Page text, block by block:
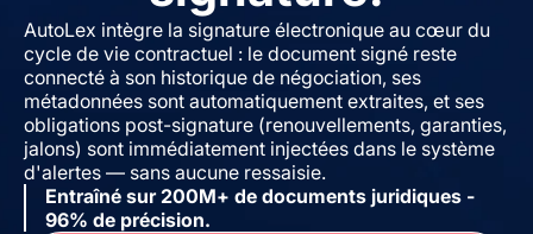
AutoLex intègre la signature électronique au cœur du
cycle de vie contractuel : le document signé reste
connecté à son historique de négociation, ses
métadonnées sont automatiquement extraites, et ses
obligations post-signature (renouvellements, garanties,
jalons) sont immédiatement injectées dans le système
d'alertes — sans aucune ressaisie.
Entraîné sur 200M+ de documents juridiques -
96% de précision.